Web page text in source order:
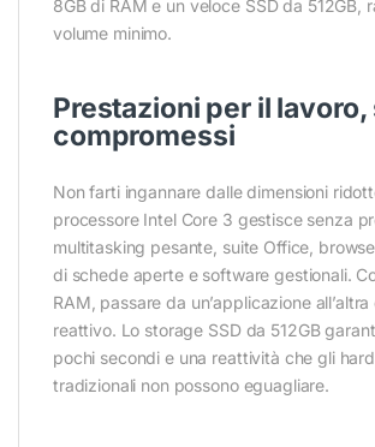
8GB di RAM e un veloce SSD da 512GB,
volume minimo.
Prestazioni per il lavoro,
compromessi
Non farti ingannare dalle dimensioni
processore Intel Core 3 gestisce senza
multitasking pesante, suite Office,
di schede aperte e software gestionali.
RAM, passare da un’applicazione
reattivo. Lo storage SSD da 512GB
pochi secondi e una reattività che gli
tradizionali non possono eguagliare.